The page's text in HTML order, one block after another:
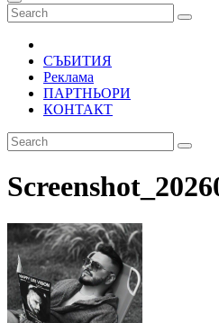
СЪБИТИЯ
Реклама
ПАРТНЬОРИ
КОНТАКТ